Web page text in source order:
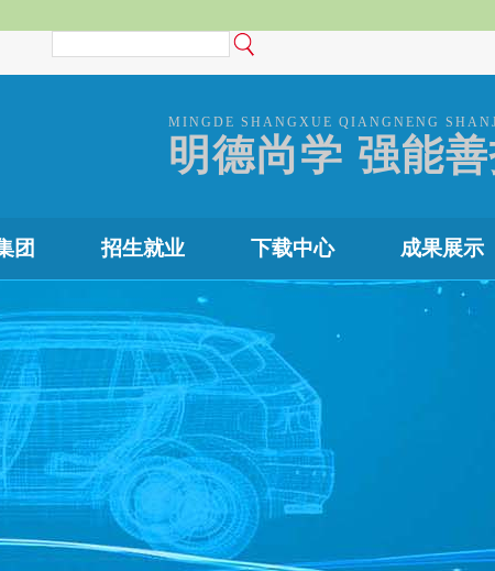
MINGDE SHANGXUE QIANGNENG
明德尚学 强能
团 招生就业 下载中心 成果展示